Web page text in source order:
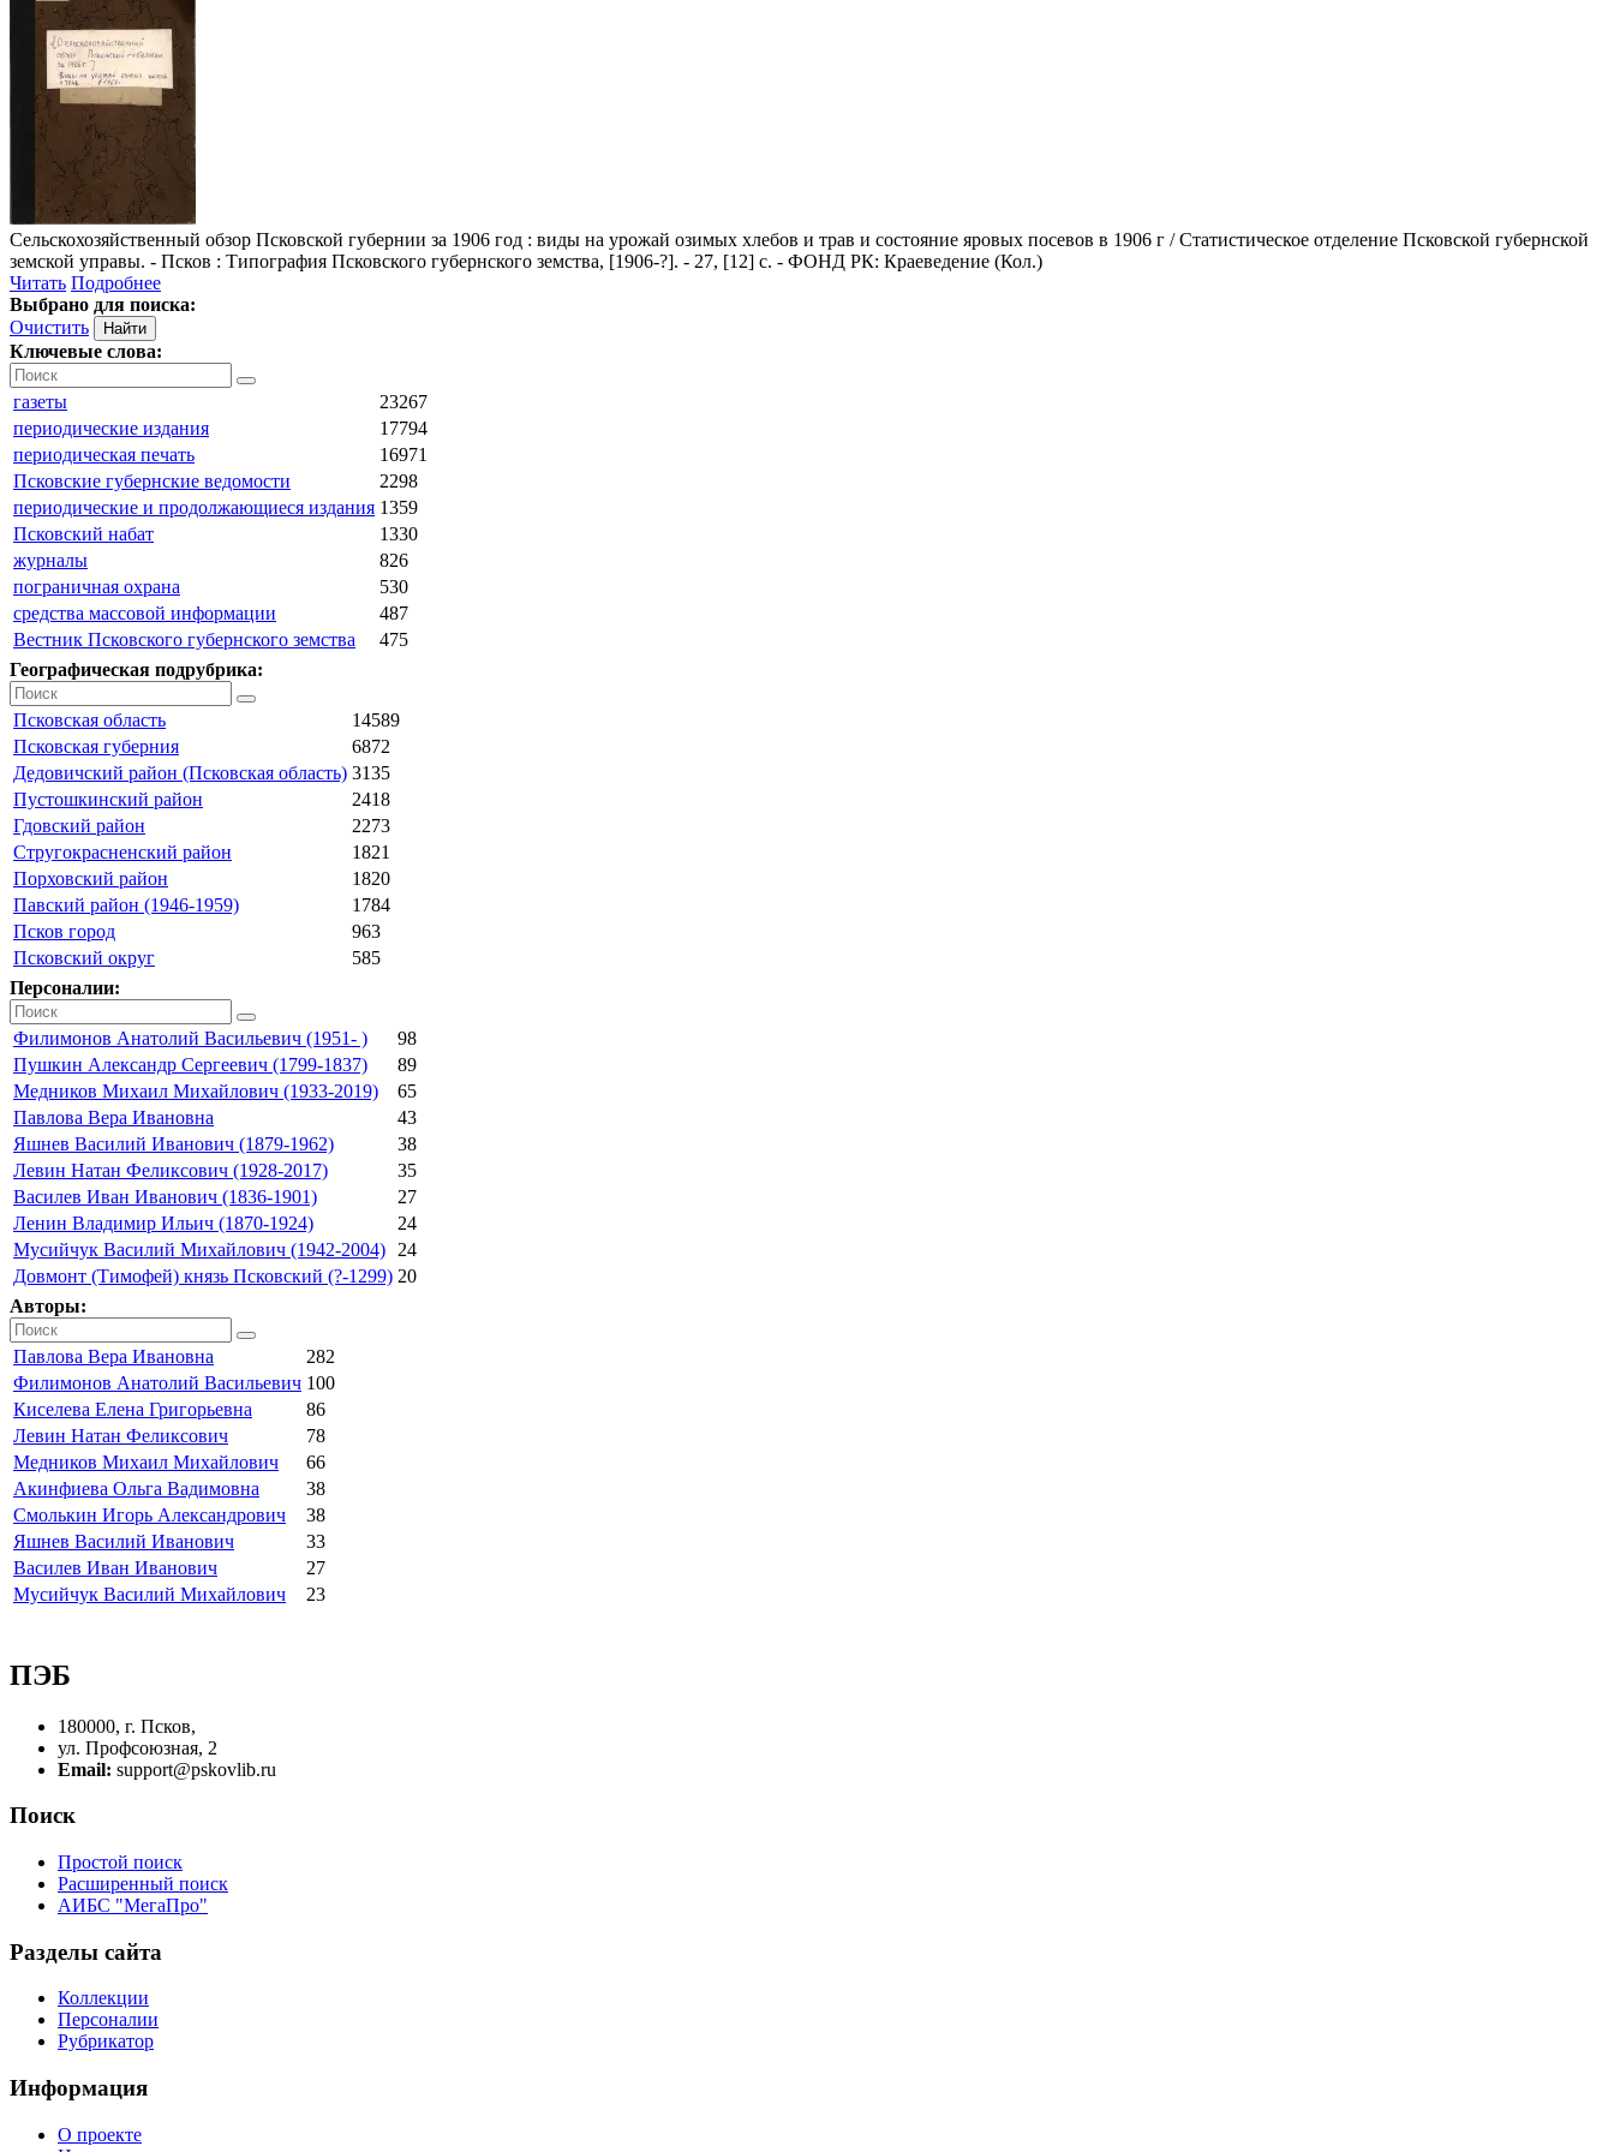
Сельскохозяйственный обзор Псковской губернии за 1906 год : виды на урожай озимых хлебов и трав и состояние яровых посевов в 1906 г / Статистическое отделение Псковской губернской
земской управы. - Псков : Типография Псковского губернского земства, [1906-?]. - 27, [12] с. - ФОНД РК: Краеведение (Кол.)
Читать Подробнее
Выбрано для поиска:
Очистить
Ключевые слова:
газеты
23267
периодические издания
17794
периодическая печать
16971
Псковские губернские ведомости
2298
периодические и продолжающиеся издания 1359
Псковский набат
1330
журналы
826
пограничная охрана
530
средства массовой информации
487
Вестник Псковского губернского земства
475
Географическая подрубрика:
Псковская область
14589
Псковская губерния
6872
Дедовичский район (Псковская область) 3135
Пустошкинский район
2418
Гдовский район
2273
Стругокрасненский район
1821
Порховский район
1820
Павский район (1946-1959)
1784
Псков город
963
Псковский округ
585
Персоналии:
Филимонов Анатолий Васильевич (1951- )
98
Пушкин Александр Сергеевич (1799-1837)
89
Медников Михаил Михайлович (1933-2019)
65
Павлова Вера Ивановна
43
Яшнев Василий Иванович (1879-1962)
38
Левин Натан Феликсович (1928-2017)
35
Василев Иван Иванович (1836-1901)
27
Ленин Владимир Ильич (1870-1924)
24
Мусийчук Василий Михайлович (1942-2004)
24
Довмонт (Тимофей) князь Псковский (?-1299) 20
Авторы:
Павлова Вера Ивановна
282
Филимонов Анатолий Васильевич 100
Киселева Елена Григорьевна
86
Левин Натан Феликсович
78
Медников Михаил Михайлович
66
Акинфиева Ольга Вадимовна
38
Смолькин Игорь Александрович
38
Яшнев Василий Иванович
33
Василев Иван Иванович
27
Мусийчук Василий Михайлович
23
ПЭБ
180000, г. Псков,
ул. Профсоюзная, 2
Email: support@pskovlib.ru
Поиск
Простой поиск
Расширенный поиск
АИБС "МегаПро"
Разделы сайта
Коллекции
Персоналии
Рубрикатор
Информация
О проекте